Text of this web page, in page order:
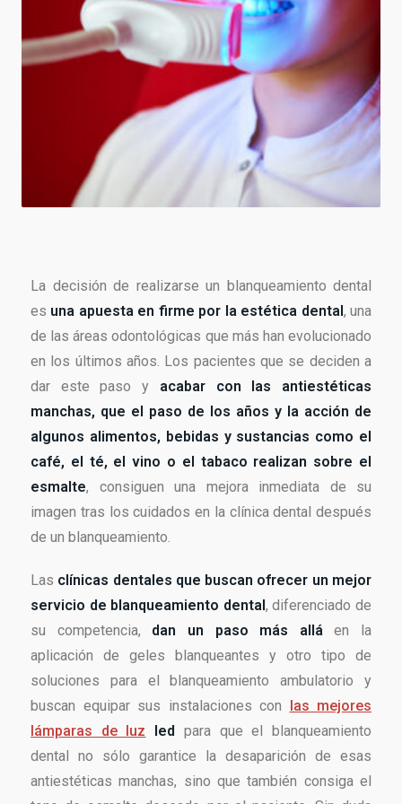
La decisión de realizarse un blanqueamiento dental
es una apuesta en firme por la estética dental , una
de las áreas odontológicas que más han evolucionado
en los últimos años. Los pacientes que se deciden a
dar este paso y acabar con las antiestéticas
manchas, que el paso de los años y la acción de
algunos alimentos, bebidas y sustancias como el
café, el té, el vino o el tabaco realizan sobre el
esmalte, consiguen una mejora inmediata de su
imagen tras los cuidados en la clínica dental después
de un blanqueamiento.
Las clínicas dentales que buscan ofrecer un mejor
servicio de blanqueamiento dental , diferenciado de
su competencia, dan un paso más alláen la
aplicación de geles blanqueantes y otro tipo de
soluciones para el blanqueamiento ambulatorio y
buscan equipar sus instalaciones con
las mejores
lámparas de luz led
para que el blanqueamiento
dental no sólo garantice la desaparición de esas
antiestéticas manchas, sino que también consiga el